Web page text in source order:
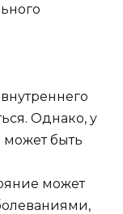
Однако, у
может быть
может